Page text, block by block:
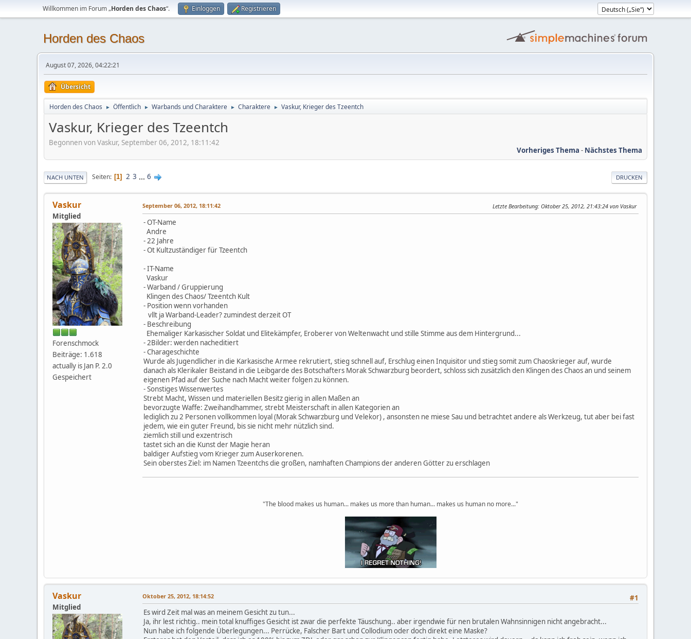
Willkommen im Forum „Horden des Chaos“. Einloggen Registrieren
Horden des Chaos
August 07, 2026, 04:22:21
Übersicht
Horden des Chaos ► Öffentlich ► Warbands und Charaktere ► Charaktere ► Vaskur, Krieger des Tzeentch
Vaskur, Krieger des Tzeentch
Begonnen von Vaskur, September 06, 2012, 18:11:42
Vorheriges Thema - Nächstes Thema
DRUCKEN
NACH UNTEN Seiten 1 2 3 ... 6
Vaskur
Mitglied
Forenschmock
Beiträge: 1.618
actually is Jan P. 2.0
Gespeichert
September 06, 2012, 18:11:42 Letzte Bearbeitung: Oktober 25, 2012, 21:43:24 von Vaskur
- OT-Name
Andre
- 22 Jahre
- Ot Kultzuständiger für Tzeentch
- IT-Name
Vaskur
- Warband / Gruppierung
Klingen des Chaos/ Tzeentch Kult
- Position wenn vorhanden
vllt ja Warband-Leader? zumindest derzeit OT
- Beschreibung
Ehemaliger Karkasischer Soldat und Elitekämpfer, Eroberer von Weltenwacht und stille Stimme aus dem Hintergrund...
- 2Bilder: werden nacheditiert
- Charageschichte
Wurde als Jugendlicher in die Karkasische Armee rekrutiert, stieg schnell auf, Erschlug einen Inquisitor und stieg somit zum Chaoskrieger auf, wurde
danach als Klerikaler Beistand in die Leibgarde des Botschafters Morak Schwarzburg beordert, schloss sich zusätzlich den Klingen des Chaos an und seinem
eigenen Pfad auf der Suche nach Macht weiter folgen zu können.
- Sonstiges Wissenwertes
Strebt Macht, Wissen und materiellen Besitz gierig in allen Maßen an
bevorzugte Waffe: Zweihandhammer, strebt Meisterschaft in allen Kategorien an
lediglich zu 2 Personen vollkommen loyal (Morak Schwarzburg und Velekor) , ansonsten ne miese Sau und betrachtet andere als Werkzeug, tut aber bei fast
jedem, wie ein guter Freund, bis sie nicht mehr nützlich sind.
ziemlich still und exzentrisch
tastet sich an die Kunst der Magie heran
baldiger Aufstieg vom Krieger zum Auserkorenen.
Sein oberstes Ziel: im Namen Tzeentchs die großen, namhaften Champions der anderen Götter zu erschlagen
"The blood makes us human... makes us more than human... makes us human no more..."
Vaskur
Mitglied
#1
Oktober 25, 2012, 18:14:52
Es wird Zeit mal was an meinem Gesicht zu tun...
Ja, ihr lest richtig.. mein total knuffiges Gesicht ist zwar die perfekte Täuschung.. aber irgendwie für nen brutalen Wahnsinnigen nicht angebracht...
Nun habe ich folgende Überlegungen... Perrücke, Falscher Bart und Collodium oder doch direkt eine Maske?